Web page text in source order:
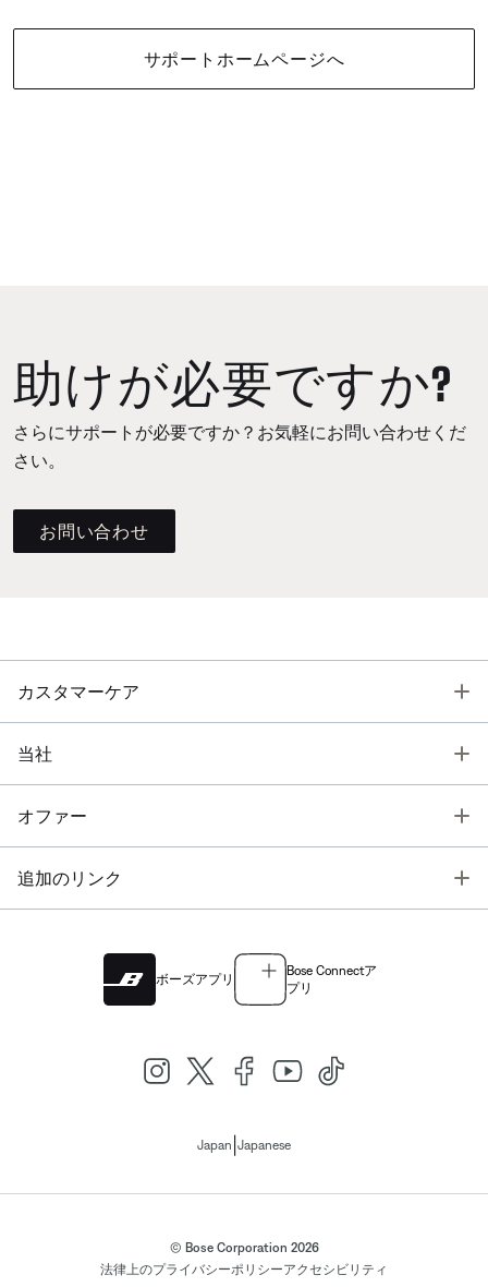
サポートホームページへ
助けが必要ですか?
さらにサポートが必要ですか？お気軽にお問い合わせくだ
さい。
お問い合わせ
カスタマーケア
当社
オファー
追加のリンク
ボーズアプリ
Bose Connectア
プリ
Japan Japanese
© Bose Corporation 2026
法律上のプライバシーポリシーアクセシビリティ